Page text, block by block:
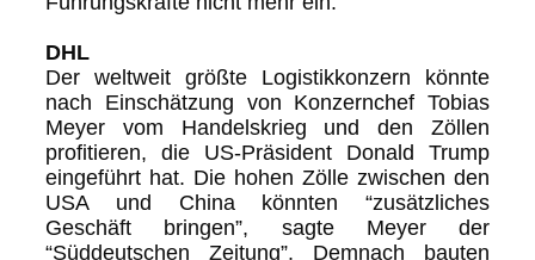
DHL
Der weltweit größte Logistikkonzern könnte
nach Einschätzung von Konzernchef Tobias
Meyer vom Handelskrieg und den Zöllen
profitieren, die US-Präsident Donald Trump
eingeführt hat. Die hohen Zölle zwischen den
USA und China könnten “zusätzliches
Geschäft bringen”, sagte Meyer der
“Süddeutschen Zeitung”. Demnach bauten